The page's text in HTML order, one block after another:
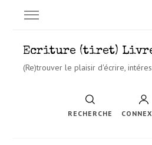
Ecriture (tiret)
(Re)trouver le plaisir d'écrire,
RECHERCHE